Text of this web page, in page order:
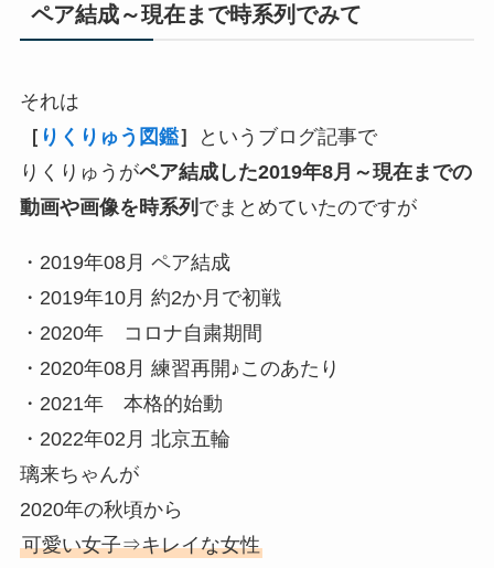
ペア結成～現在まで時系列でみて
それは
［ りくりゅう図鑑］
というブログ記事で
りくりゅうがペア結成した2019年8月～現在までの
動画や画像を時系列 でまとめていたのですが
・2019年08月 ペア結成
・2019年10月 約2か月で初戦
・2020年 コロナ自粛期間
・2020年08月 練習再開♪このあたり
・2021年 本格的始動
・2022年02月 北京五輪
璃来ちゃんが
2020年の秋頃から
可愛い女子⇒キレイな女性